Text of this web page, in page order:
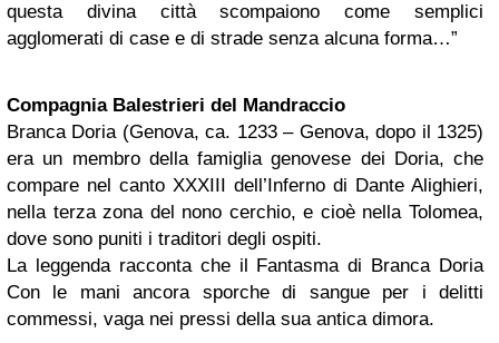
questa divina città scompaiono come semplici
agglomerati di case e di strade senza alcuna forma…”
Compagnia Balestrieri del Mandraccio
Branca Doria (Genova, ca. 1233 – Genova, dopo il 1325)
era un membro della famiglia genovese dei Doria, che
compare nel canto XXXIII dell’Inferno di Dante Alighieri,
nella terza zona del nono cerchio, e cioè nella Tolomea,
dove sono puniti i traditori degli ospiti.
La leggenda racconta che il Fantasma di Branca Doria
Con le mani ancora sporche di sangue per i delitti
commessi, vaga nei pressi della sua antica dimora.